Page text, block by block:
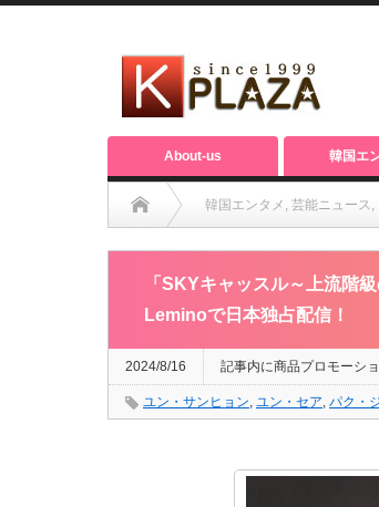
About-us 韓国エ
韓国エンタメ , 芸能ニュース,
「SKYキャッスル～上流階級の妻たち～
「SKYキャッスル～上流階
Leminoで日本独占配信！
2024/8/16 記事内に商品プロモーシ
ユン・サンヒョン, ユン・セア, パク・